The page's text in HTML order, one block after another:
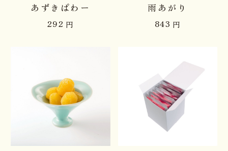
あずきぱわー
292 円
雨あがり
843 円